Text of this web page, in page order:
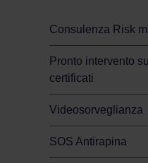
Consulenza Risk
Pronto intervento
certificati
Videosorveglianza
SOS Antirapina